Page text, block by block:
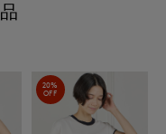
20%
OFF